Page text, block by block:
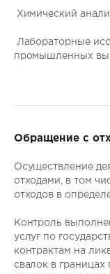
Химический
Лабораторные
промышленных
Обращение с
Осуществление
отходами, в том
отходов в
Контроль
услуг по
контрактам на
свалок в